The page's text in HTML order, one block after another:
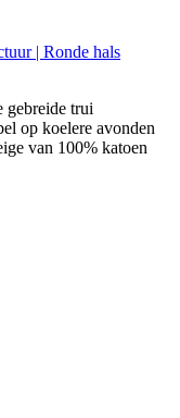
| Ronde hals
gebreide trui
op koelere avonden
van 100% katoen